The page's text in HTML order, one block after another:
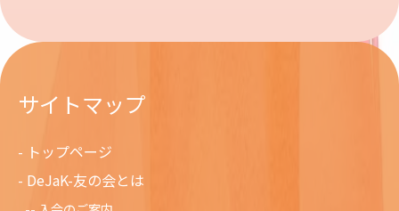
サイトマップ
トップページ
DeJaK-友の会とは